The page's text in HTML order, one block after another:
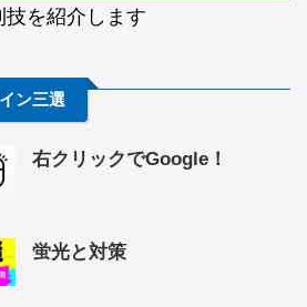
を紹介します
ン三選
右クリックでGoogle！
蛍光と対策